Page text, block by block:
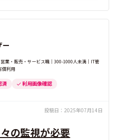
ー
業・販売・サービス職｜300-1000人未満｜IT管
償利用
済 利用画像確認
投稿日： 2025年07月14日
の監視が必要